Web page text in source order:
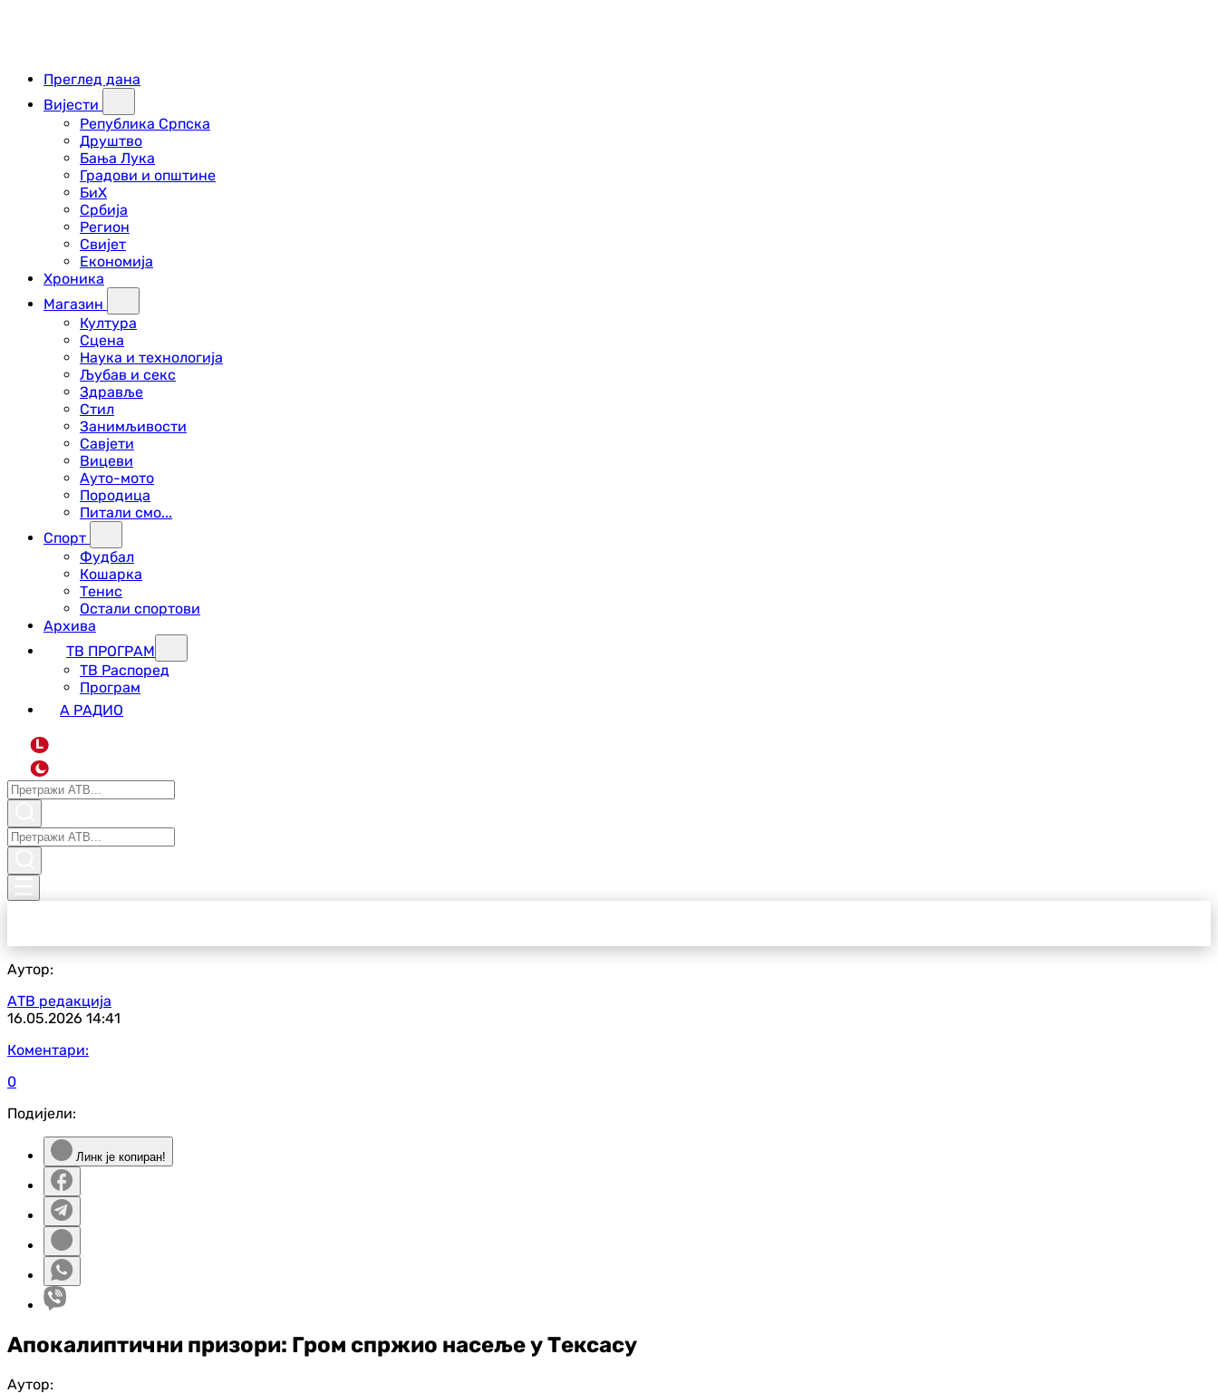
Преглед дана
Вијести
Република Српска
Друштво
Бања Лука
Градови и општине
БиХ
Србија
Регион
Свијет
Економија
Хроника
Магазин
Култура
Сцена
Наука и технологија
Љубав и секс
Здравље
Стил
Занимљивости
Савјети
Вицеви
Ауто-мото
Породица
Питали смо...
Спорт
Фудбал
Кошарка
Тенис
Остали спортови
Архива
ТВ ПРОГРАМ
ТВ Распоред
Програм
А РАДИО
L
Аутор:
АТВ редакција
16.05.2026 14:41
Коментари:
0
Подијели:
Линк је копиран!
Апокалиптични призори: Гром спржио насеље у Тексасу
Аутор: